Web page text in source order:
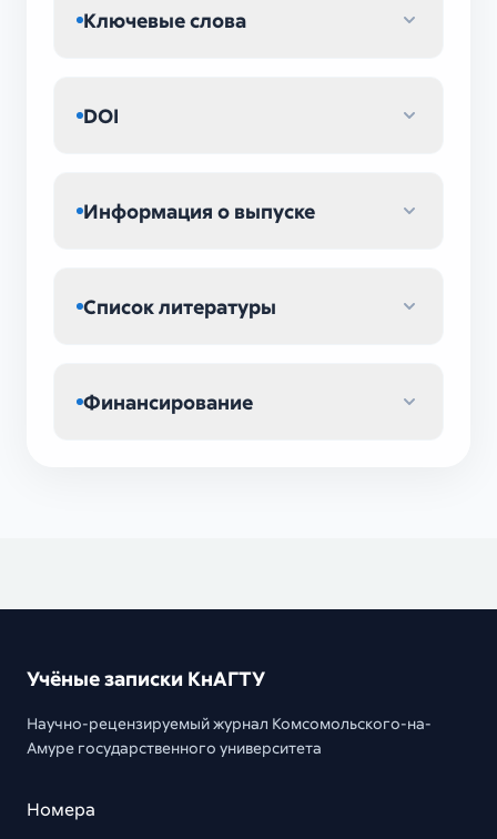
Ключевые слова
DOI
Информация о выпуске
Список литературы
Финансирование
Учёные записки КнАГТУ
Научно-рецензируемый журнал Комсомольского-на-
Амуре государственного университета
Номера